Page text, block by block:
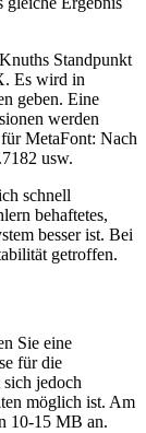
Standpunkt
Es wird in
geben. Eine
werden
MetaFont: Nach
usw.
schnell
behaftetes,
besser ist. Bei
getroffen.
Sie eine
für die
jedoch
möglich ist. Am
10-15 MB an.